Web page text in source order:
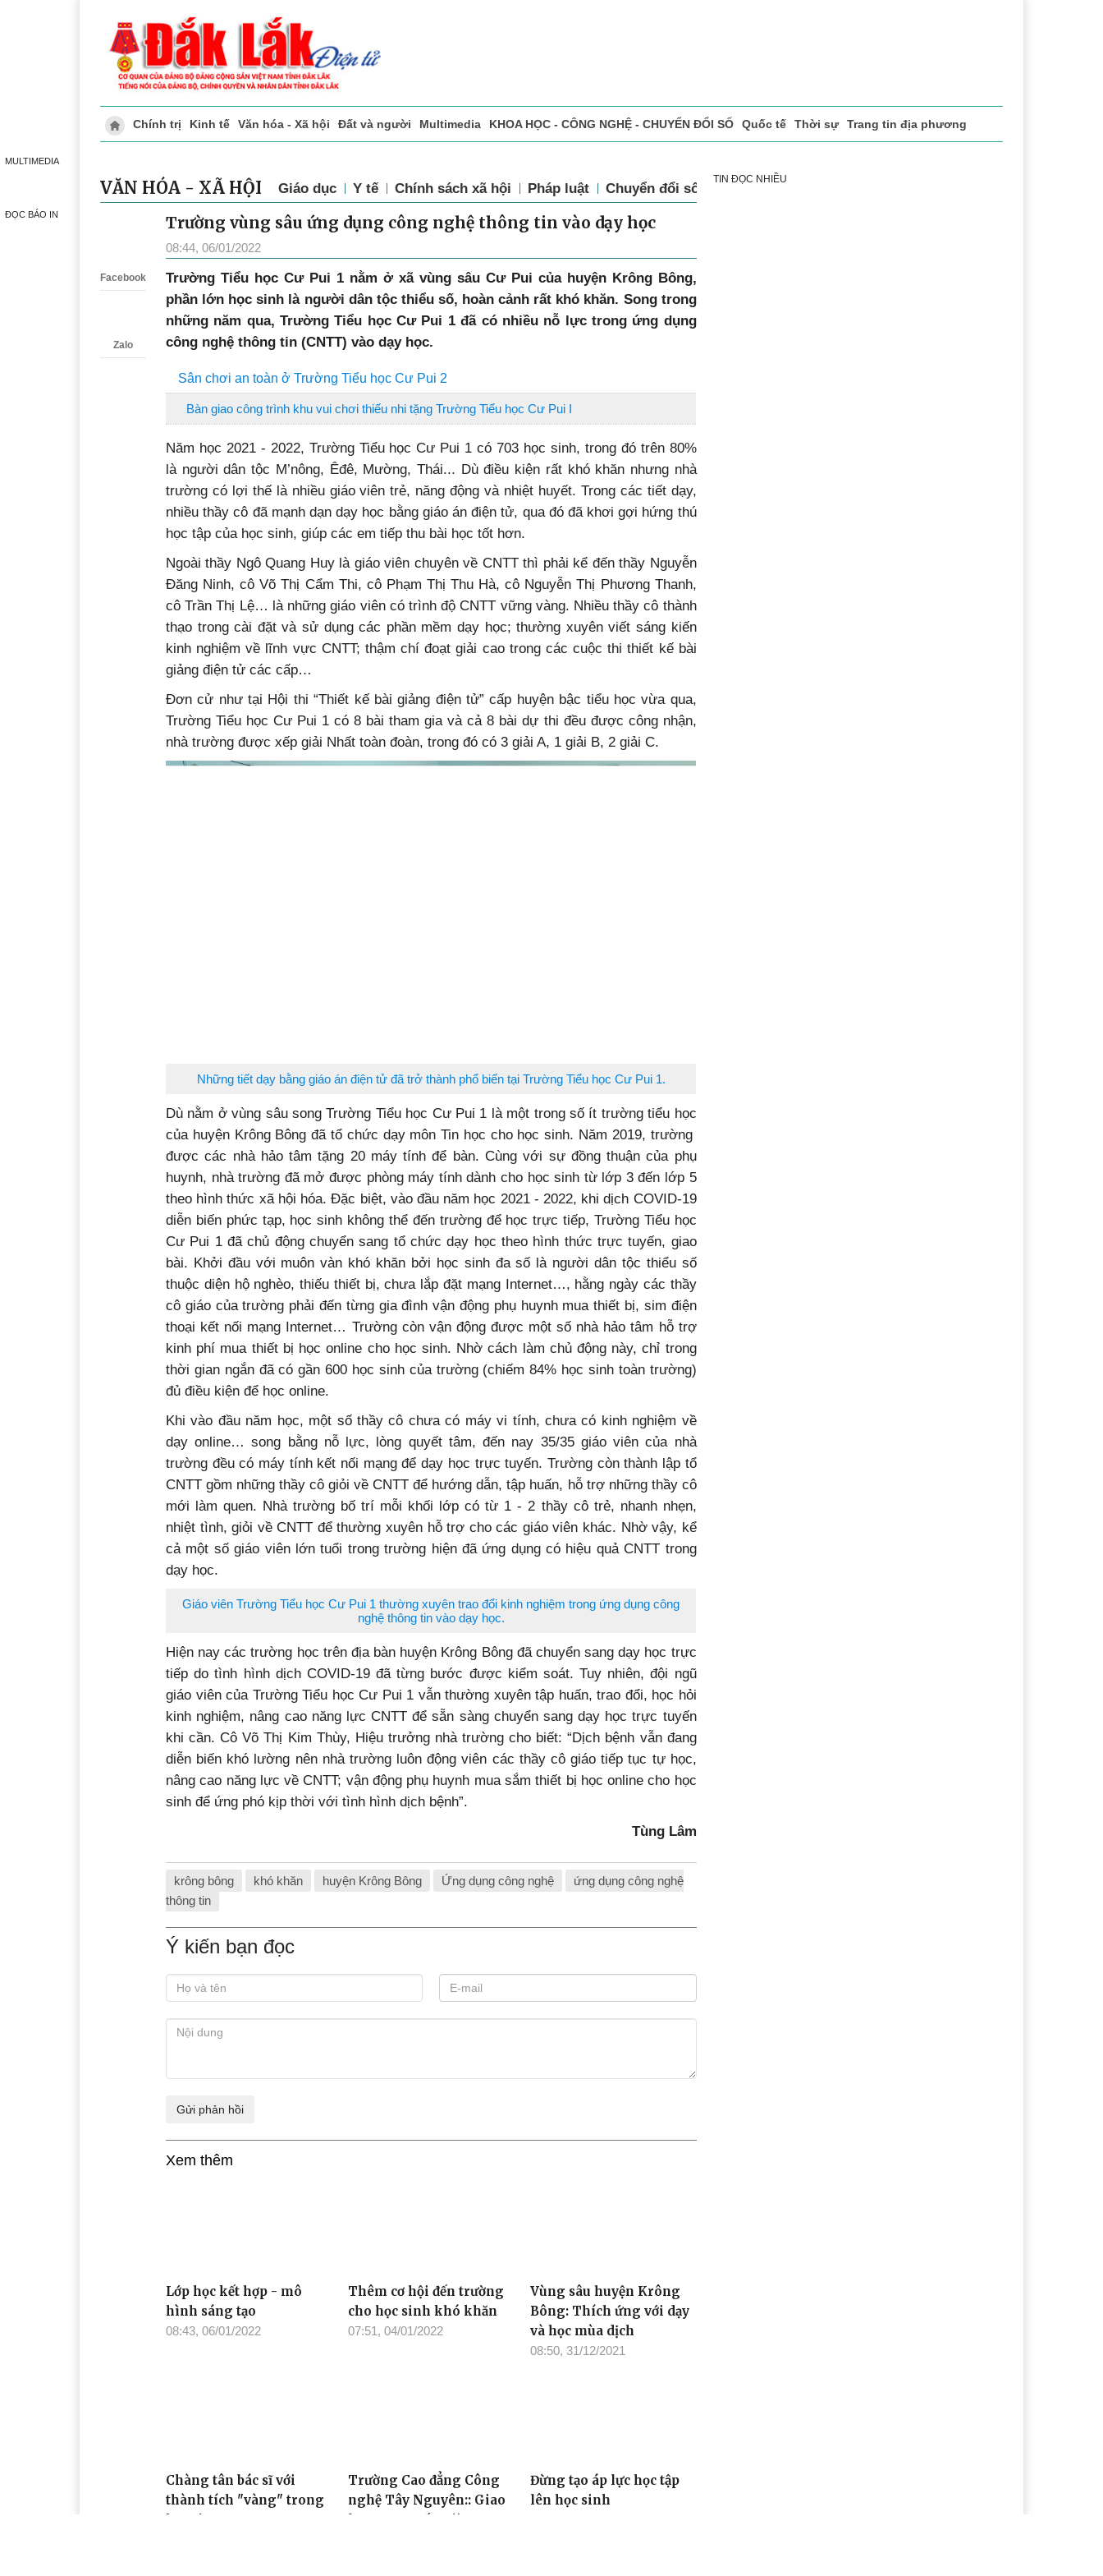
MULTIMEDIA
ĐỌC BÁO IN
Chính trị Kinh tế Văn hóa - Xã hội Đất và người Multimedia KHOA HỌC - CÔNG NGHỆ - CHUYỂN ĐỔI SỐ Quốc tế Thời sự Trang tin địa phương
VĂN HÓA - XÃ HỘI Giáo dục Y tế Chính sách xã hội Pháp luật Chuyển đổi số Thể thao
Facebook
Zalo
Trường vùng sâu ứng dụng công nghệ thông tin vào dạy học
08:44, 06/01/2022
Trường Tiểu học Cư Pui 1 nằm ở xã vùng sâu Cư Pui của huyện Krông Bông,
phần lớn học sinh là người dân tộc thiểu số, hoàn cảnh rất khó khăn. Song trong
những năm qua, Trường Tiểu học Cư Pui 1 đã có nhiều nỗ lực trong ứng dụng
công nghệ thông tin (CNTT) vào dạy học.
Sân chơi an toàn ở Trường Tiểu học Cư Pui 2
Bàn giao công trình khu vui chơi thiếu nhi tặng Trường Tiểu học Cư Pui I
Năm học 2021 - 2022, Trường Tiểu học Cư Pui 1 có 703 học sinh, trong đó trên 80%
là người dân tộc M’nông, Êđê, Mường, Thái... Dù điều kiện rất khó khăn nhưng nhà
trường có lợi thế là nhiều giáo viên trẻ, năng động và nhiệt huyết. Trong các tiết dạy,
nhiều thầy cô đã mạnh dạn dạy học bằng giáo án điện tử, qua đó đã khơi gợi hứng thú
học tập của học sinh, giúp các em tiếp thu bài học tốt hơn.
Ngoài thầy Ngô Quang Huy là giáo viên chuyên về CNTT thì phải kể đến thầy Nguyễn
Đăng Ninh, cô Võ Thị Cẩm Thi, cô Phạm Thị Thu Hà, cô Nguyễn Thị Phương Thanh,
cô Trần Thị Lệ… là những giáo viên có trình độ CNTT vững vàng. Nhiều thầy cô thành
thạo trong cài đặt và sử dụng các phần mềm dạy học; thường xuyên viết sáng kiến
kinh nghiệm về lĩnh vực CNTT; thậm chí đoạt giải cao trong các cuộc thi thiết kế bài
giảng điện tử các cấp…
Đơn cử như tại Hội thi “Thiết kế bài giảng điện tử” cấp huyện bậc tiểu học vừa qua,
Trường Tiểu học Cư Pui 1 có 8 bài tham gia và cả 8 bài dự thi đều được công nhận,
nhà trường được xếp giải Nhất toàn đoàn, trong đó có 3 giải A, 1 giải B, 2 giải C.
Những tiết dạy bằng giáo án điện tử đã trở thành phổ biến tại Trường Tiểu học Cư Pui 1.
Dù nằm ở vùng sâu song Trường Tiểu học Cư Pui 1 là một trong số ít trường tiểu học
của huyện Krông Bông đã tổ chức dạy môn Tin học cho học sinh. Năm 2019, trường
được các nhà hảo tâm tặng 20 máy tính để bàn. Cùng với sự đồng thuận của phụ
huynh, nhà trường đã mở được phòng máy tính dành cho học sinh từ lớp 3 đến lớp 5
theo hình thức xã hội hóa. Đặc biệt, vào đầu năm học 2021 - 2022, khi dịch COVID-19
diễn biến phức tạp, học sinh không thể đến trường để học trực tiếp, Trường Tiểu học
Cư Pui 1 đã chủ động chuyển sang tổ chức dạy học theo hình thức trực tuyến, giao
bài. Khởi đầu với muôn vàn khó khăn bởi học sinh đa số là người dân tộc thiểu số
thuộc diện hộ nghèo, thiếu thiết bị, chưa lắp đặt mạng Internet…, hằng ngày các thầy
cô giáo của trường phải đến từng gia đình vận động phụ huynh mua thiết bị, sim điện
thoại kết nối mạng Internet… Trường còn vận động được một số nhà hảo tâm hỗ trợ
kinh phí mua thiết bị học online cho học sinh. Nhờ cách làm chủ động này, chỉ trong
thời gian ngắn đã có gần 600 học sinh của trường (chiếm 84% học sinh toàn trường)
đủ điều kiện để học online.
Khi vào đầu năm học, một số thầy cô chưa có máy vi tính, chưa có kinh nghiệm về
dạy online… song bằng nỗ lực, lòng quyết tâm, đến nay 35/35 giáo viên của nhà
trường đều có máy tính kết nối mạng để dạy học trực tuyến. Trường còn thành lập tổ
CNTT gồm những thầy cô giỏi về CNTT để hướng dẫn, tập huấn, hỗ trợ những thầy cô
mới làm quen. Nhà trường bố trí mỗi khối lớp có từ 1 - 2 thầy cô trẻ, nhanh nhẹn,
nhiệt tình, giỏi về CNTT để thường xuyên hỗ trợ cho các giáo viên khác. Nhờ vậy, kể
cả một số giáo viên lớn tuổi trong trường hiện đã ứng dụng có hiệu quả CNTT trong
dạy học.
Giáo viên Trường Tiểu học Cư Pui 1 thường xuyên trao đổi kinh nghiệm trong ứng dụng công
nghệ thông tin vào dạy học.
Hiện nay các trường học trên địa bàn huyện Krông Bông đã chuyển sang dạy học trực
tiếp do tình hình dịch COVID-19 đã từng bước được kiểm soát. Tuy nhiên, đội ngũ
giáo viên của Trường Tiểu học Cư Pui 1 vẫn thường xuyên tập huấn, trao đổi, học hỏi
kinh nghiệm, nâng cao năng lực CNTT để sẵn sàng chuyển sang dạy học trực tuyến
khi cần. Cô Võ Thị Kim Thùy, Hiệu trưởng nhà trường cho biết: “Dịch bệnh vẫn đang
diễn biến khó lường nên nhà trường luôn động viên các thầy cô giáo tiếp tục tự học,
nâng cao năng lực về CNTT; vận động phụ huynh mua sắm thiết bị học online cho học
sinh để ứng phó kịp thời với tình hình dịch bệnh”.
Tùng Lâm
krông bông khó khăn huyện Krông Bông Ứng dụng công nghệ
ứng dụng công nghệ
thông tin
Ý kiến bạn đọc
Xem thêm
Lớp học kết hợp - mô
hình sáng tạo
08:43, 06/01/2022
Thêm cơ hội đến trường
cho học sinh khó khăn
07:51, 04/01/2022
Vùng sâu huyện Krông
Bông: Thích ứng với dạy
và học mùa dịch
08:50, 31/12/2021
Chàng tân bác sĩ với
thành tích "vàng" trong
học tập
Trường Cao đẳng Công
nghệ Tây Nguyên:: Giao
lưu trực tuyến với
Đừng tạo áp lực học tập
lên học sinh
TIN ĐỌC NHIỀU